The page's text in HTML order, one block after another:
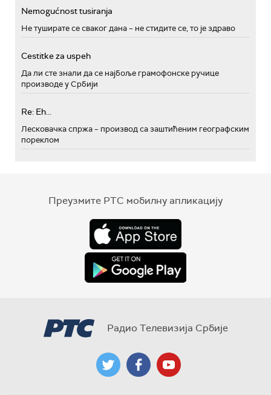
Nemogućnost tusiranja
Не туширате се сваког дана – не стидите се, то је здраво
Cestitke za uspeh
Да ли сте знали да се најбоље грамофонске ручице
производе у Србији
Re: Eh...
Лесковачка спржа – производ са заштићеним географским
пореклом
Преузмите РТС мобилну апликацију
Радио Телевизија Србије